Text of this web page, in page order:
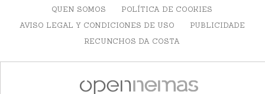
QUEN SOMOS
POLÍTICA DE COOKIES
AVISO LEGAL Y CONDICIONES DE USO
PUBLICIDADE
RECUNCHOS DA COSTA